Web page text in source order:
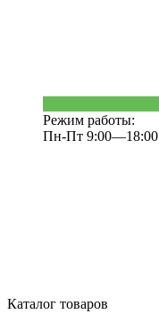
Режим работы:
Пн-Пт 9:00—18:00
Каталог товаров